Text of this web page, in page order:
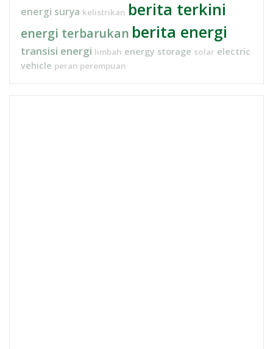
energi surya kelistrikan berita terkini
energi terbarukan berita energi
transisi energi limbah energy storage solar electric
vehicle peran perempuan